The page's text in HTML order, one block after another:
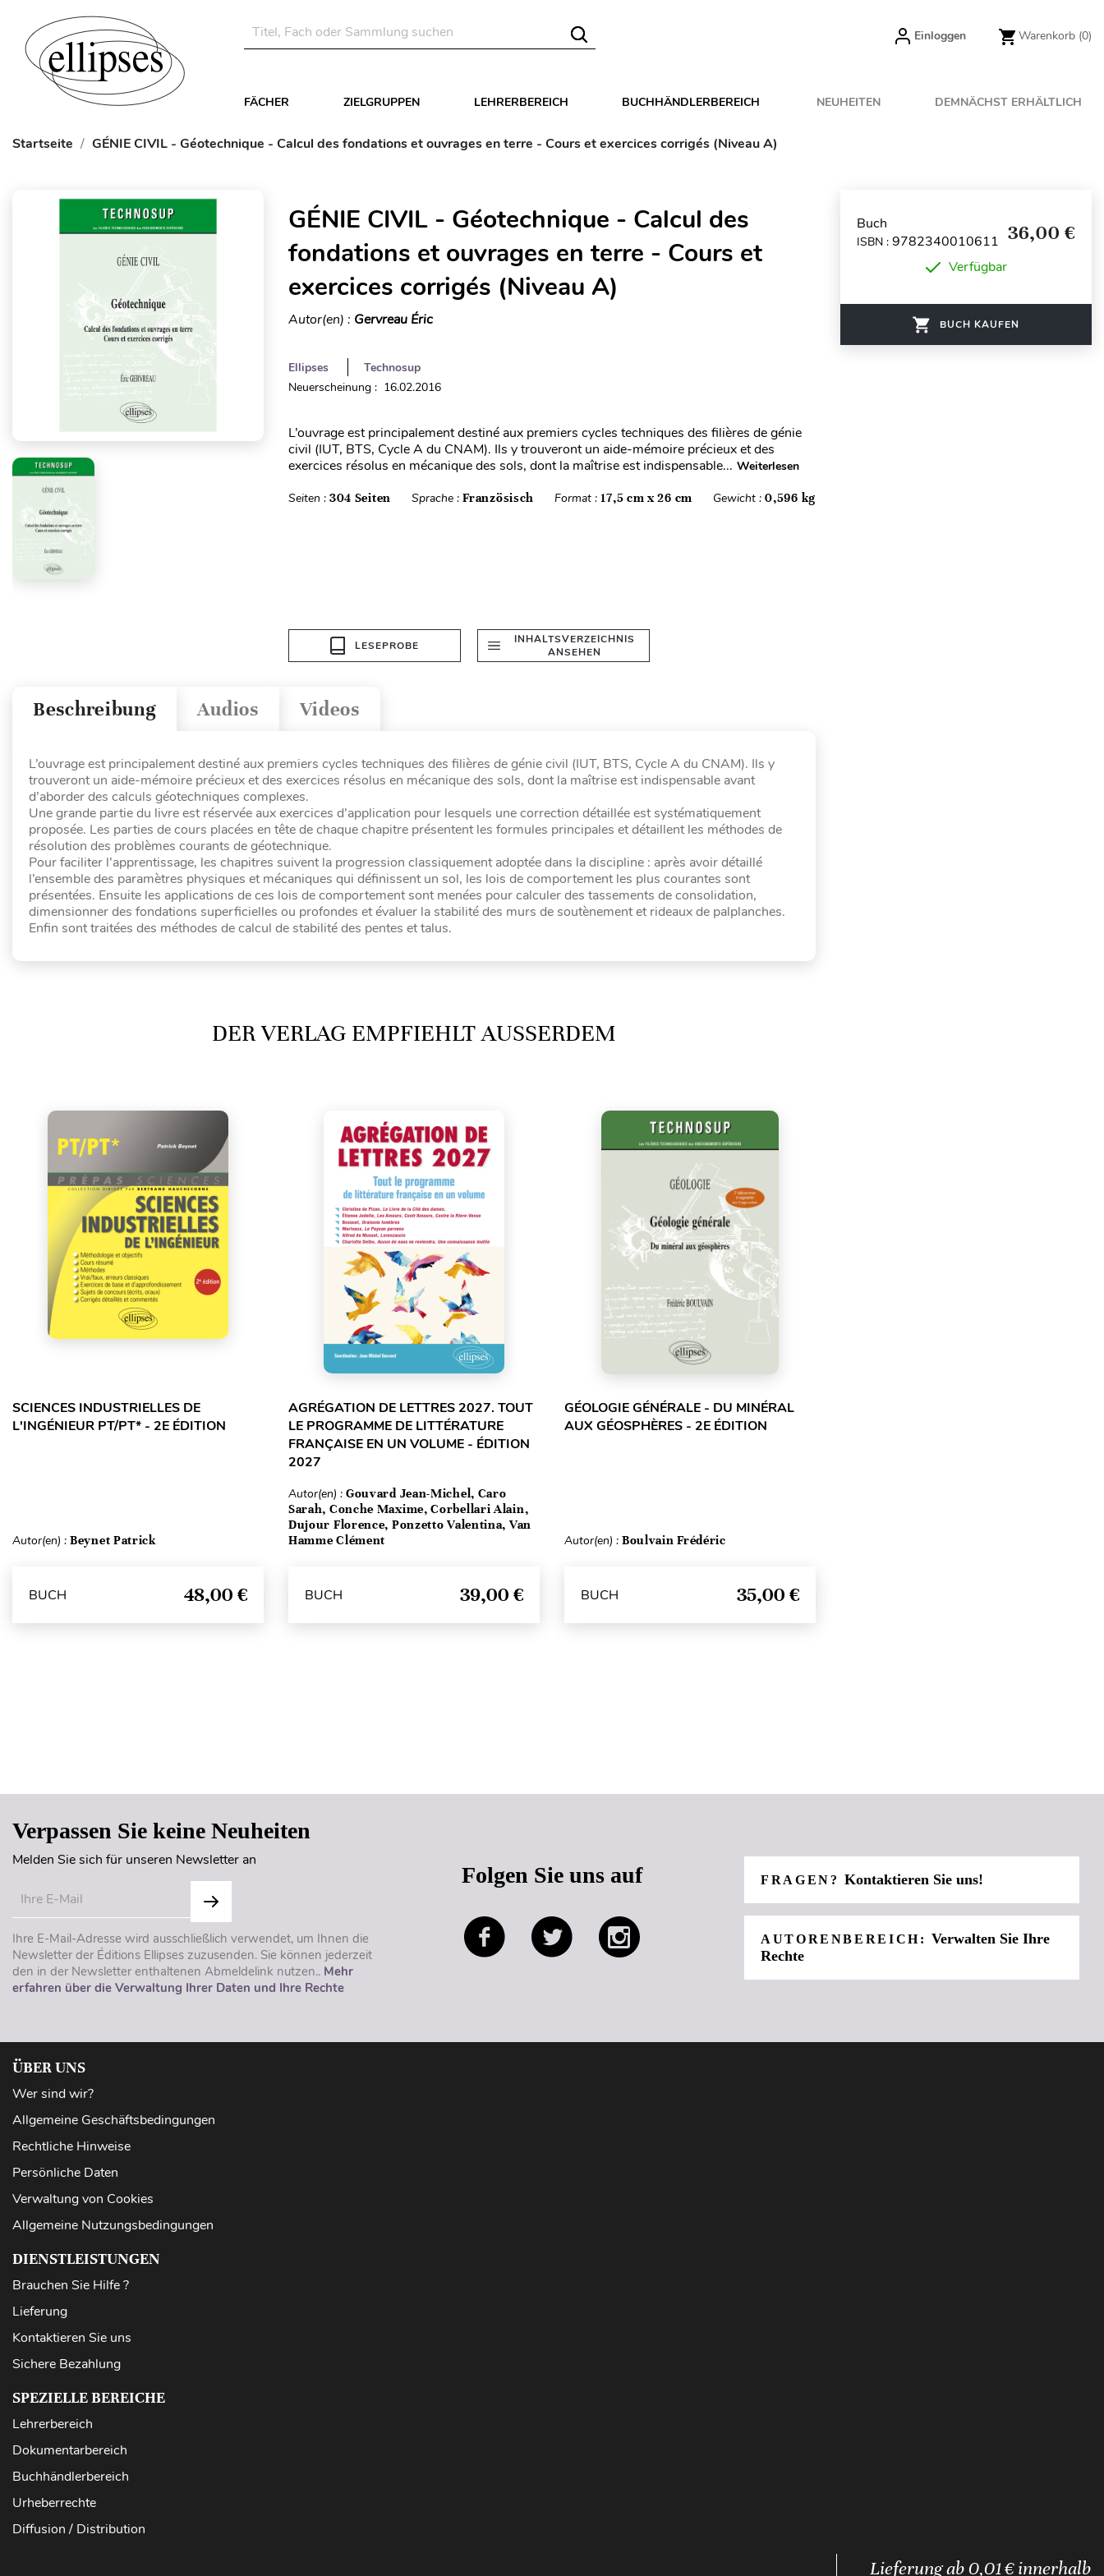
Einloggen Warenkorb (0)
FÄCHER ZIELGRUPPEN LEHRERBEREICH BUCHHÄNDLERBEREICH NEUHEITEN DEMNÄCHST ERHÄLTLICH
Startseite GÉNIE CIVIL - Géotechnique - Calcul des fondations et ouvrages en terre - Cours et exercices corrigés (Niveau A)
GÉNIE CIVIL - Géotechnique - Calcul des
fondations et ouvrages en terre - Cours et
exercices corrigés (Niveau A)
Autor(en) : Gervreau Éric
Ellipses
Technosup
Neuerscheinung : 16.02.2016
L’ouvrage est principalement destiné aux premiers cycles techniques des filières de génie
civil (IUT, BTS, Cycle A du CNAM). Ils y trouveront un aide-mémoire précieux et des
exercices résolus en mécanique des sols, dont la maîtrise est indispensable... Weiterlesen
Seiten : 304 Seiten Sprache :Französisch Format :17,5 cm x 26 cm Gewicht :0,596 kg
LESEPROBE
INHALTSVERZEICHNIS
ANSEHEN
Videos
Audios
Beschreibung
L’ouvrage est principalement destiné aux premiers cycles techniques des filières de génie civil (IUT, BTS, Cycle A du CNAM). Ils y
trouveront un aide-mémoire précieux et des exercices résolus en mécanique des sols, dont la maîtrise est indispensable avant
d’aborder des calculs géotechniques complexes.
Une grande partie du livre est réservée aux exercices d’application pour lesquels une correction détaillée est systématiquement
proposée. Les parties de cours placées en tête de chaque chapitre présentent les formules principales et détaillent les méthodes de
résolution des problèmes courants de géotechnique.
Pour faciliter l’apprentissage, les chapitres suivent la progression classiquement adoptée dans la discipline : après avoir détaillé
l’ensemble des paramètres physiques et mécaniques qui définissent un sol, les lois de comportement les plus courantes sont
présentées. Ensuite les applications de ces lois de comportement sont menées pour calculer des tassements de consolidation,
dimensionner des fondations superficielles ou profondes et évaluer la stabilité des murs de soutènement et rideaux de palplanches.
Enfin sont traitées des méthodes de calcul de stabilité des pentes et talus.
DER VERLAG EMPFIEHLT AUSSERDEM
SCIENCES INDUSTRIELLES DE
L'INGÉNIEUR PT/PT* - 2E ÉDITION
Autor(en) : Beynet Patrick
BUCH 48,00 €
AGRÉGATION DE LETTRES 2027. TOUT
LE PROGRAMME DE LITTÉRATURE
FRANÇAISE EN UN VOLUME - ÉDITION
2027
Autor(en) : Gouvard Jean-Michel, Caro
Sarah, Conche Maxime, Corbellari Alain,
Dujour Florence, Ponzetto Valentina, Van
Hamme Clément
BUCH 39,00 €
GÉOLOGIE GÉNÉRALE - DU MINÉRAL
AUX GÉOSPHÈRES - 2E ÉDITION
Autor(en) : Boulvain Frédéric
BUCH 35,00 €
Buch
ISBN : 9782340010611 36,00 €
Verfügbar
BUCH KAUFEN
Verpassen Sie keine Neuheiten
Melden Sie sich für unseren Newsletter an
Ihre E-Mail-Adresse wird ausschließlich verwendet, um Ihnen die
Newsletter der Éditions Ellipses zuzusenden. Sie können jederzeit
den in der Newsletter enthaltenen Abmeldelink nutzen.. Mehr
erfahren über die Verwaltung Ihrer Daten und Ihre Rechte
Folgen Sie uns auf FRAGEN?Kontaktieren Sie uns!
AUTORENBEREICH:Verwalten Sie Ihre
Rechte
ÜBER UNS
Wer sind wir?
Allgemeine Geschäftsbedingungen
Rechtliche Hinweise
Persönliche Daten
Verwaltung von Cookies
Allgemeine Nutzungsbedingungen
DIENSTLEISTUNGEN
Brauchen Sie Hilfe ?
Lieferung
Kontaktieren Sie uns
Sichere Bezahlung
SPEZIELLE BEREICHE
Lehrerbereich
Dokumentarbereich
Buchhändlerbereich
Urheberrechte
Diffusion / Distribution
Lieferung ab 0,01 € innerhalb